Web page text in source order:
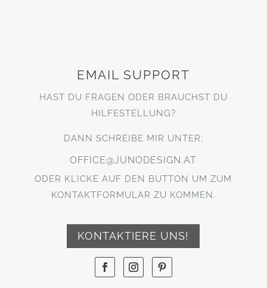
EMAIL SUPPORT
HAST DU FRAGEN ODER BRAUCHST DU
HILFESTELLUNG?
DANN SCHREIBE MIR UNTER:
OFFICE@JUNODESIGN.AT
ODER KLICKE AUF DEN BUTTON UM ZUM
KONTAKTFORMULAR ZU KOMMEN.
KONTAKTIERE UNS!